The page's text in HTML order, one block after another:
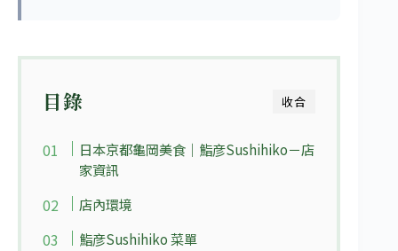
收合
目錄
日本京都龜岡美食｜鮨彦Sushihiko－店
家資訊
店內環境
鮨彦Sushihiko 菜單